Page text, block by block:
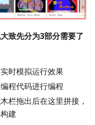
致先分为3部分需要了
时模拟运行效果
程代码进行编程
栏拖出后在这里拼接，
建